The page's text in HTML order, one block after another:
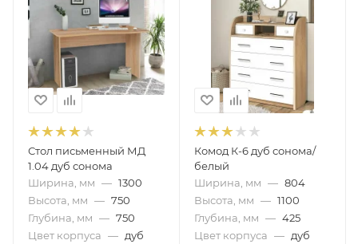
Стол письменный МД
1.04 дуб сонома
Ширина, мм — 1300
Высота, мм — 750
Глубина, мм — 750
Цвет корпуса — дуб
Комод К-6 дуб сонома/
белый
Ширина, мм — 804
Высота, мм — 1100
Глубина, мм — 425
Цвет корпуса — дуб